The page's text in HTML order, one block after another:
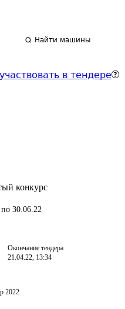
Найти машины
в тендере
конкурс
30.06.22
Окончание тендера
21.04.22, 13:34
2022